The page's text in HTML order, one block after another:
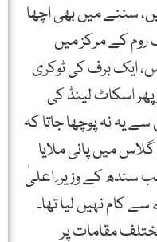
سننے میں بھی اچھا
روم کے مرکز میں
ایک برف کی ٹوکری
پھر اسکاٹ لینڈ کی
یہ نہ پوچھا جاتا کہ
میں پانی ملایا
سندھ کے وزیر ِ اعلیٰ
کام نہیں لیا تھا۔
مقامات پر